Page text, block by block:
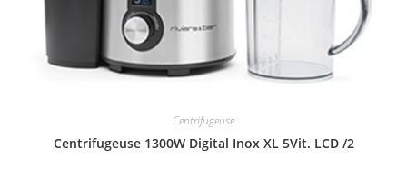
Centrifugeuse
Centrifugeuse 1300W Digital Inox XL 5Vit. LCD /2